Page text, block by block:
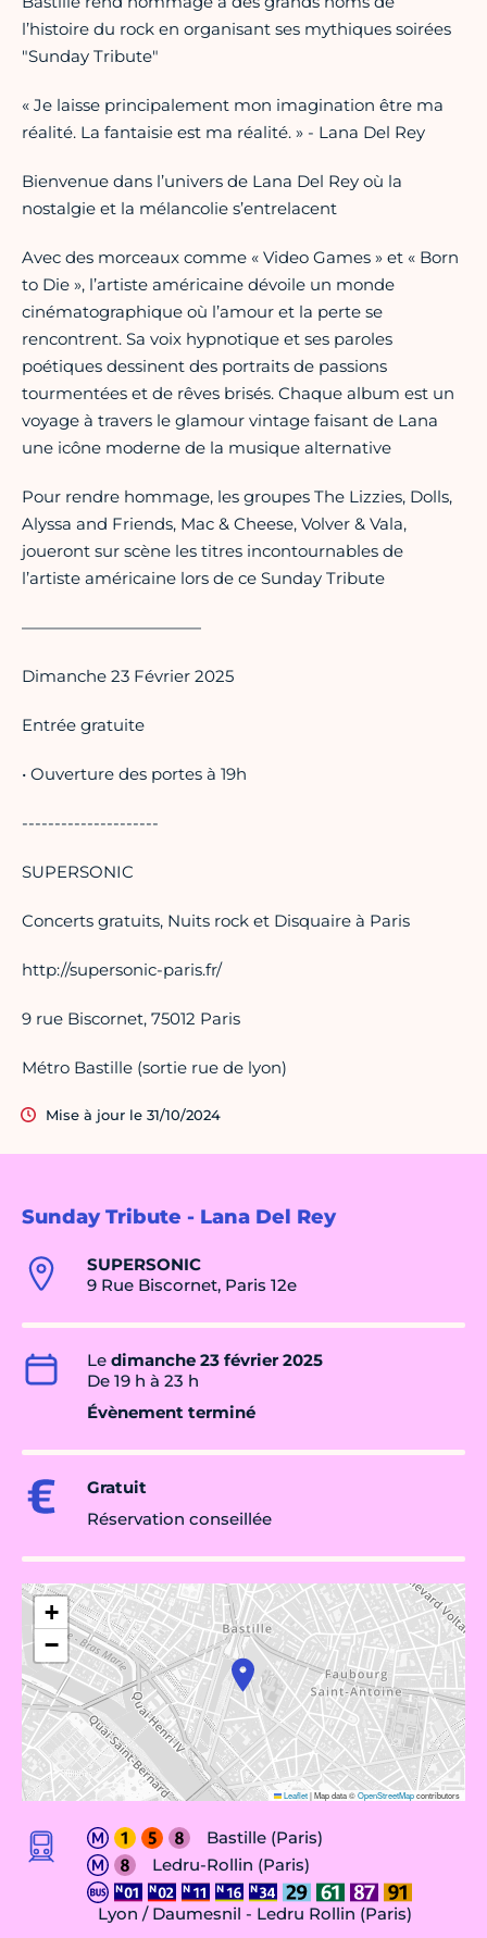
Sunday Tribute - Lana Del Rey
SUPERSONIC
9 Rue Biscornet, Paris 12e
Le dimanche 23 février 2025
De 19 h à 23 h
Évènement terminé
Gratuit
Réservation conseillée
+
−
Leaflet|Map data ©OpenStreetMapcontributors
Bastille (Paris)
Ledru-Rollin (Paris)
Lyon / Daumesnil - Ledru Rollin (Paris)
l’histoire du rock en organisant ses mythiques soirées
"Sunday Tribute"
« Je laisse principalement mon imagination être ma
réalité. La fantaisie est ma réalité. » - Lana Del Rey
Bienvenue dans l’univers de Lana Del Rey où la
nostalgie et la mélancolie s’entrelacent
Avec des morceaux comme « Video Games » et « Born
to Die », l’artiste américaine dévoile un monde
cinématographique où l’amour et la perte se
rencontrent. Sa voix hypnotique et ses paroles
poétiques dessinent des portraits de passions
tourmentées et de rêves brisés. Chaque album est un
voyage à travers le glamour vintage faisant de Lana
une icône moderne de la musique alternative
Pour rendre hommage, les groupes The Lizzies, Dolls,
Alyssa and Friends, Mac & Cheese, Volver & Vala,
joueront sur scène les titres incontournables de
l’artiste américaine lors de ce Sunday Tribute
———————————
Dimanche 23 Février 2025
Entrée gratuite
• Ouverture des portes à 19h
---------------------
SUPERSONIC
Concerts gratuits, Nuits rock et Disquaire à Paris
http://supersonic-paris.fr/
9 rue Biscornet, 75012 Paris
Métro Bastille (sortie rue de lyon)
Mise à jour le 31/10/2024